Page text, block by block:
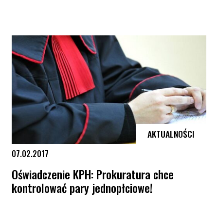
AKTUALNOŚCI
07.02.2017
Oświadczenie KPH: Prokuratura chce
kontrolować pary jednopłciowe!